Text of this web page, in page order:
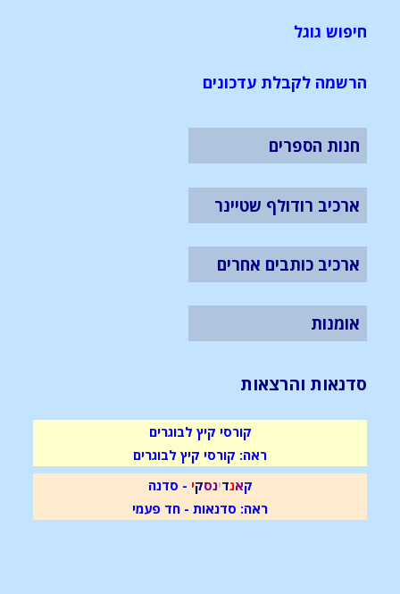
חיפוש גוגל
הרשמה לקבלת עדכונים
חנות הספרים
ארכיב רודולף שטיינר
ארכיב כותבים אחרים
אומנות
סדנאות והרצאות
קורסי קיץ לבוגרים
ראה: קורסי קיץ לבוגרים
קאנדינסקי - סדנה
ראה: סדנאות - חד פעמי